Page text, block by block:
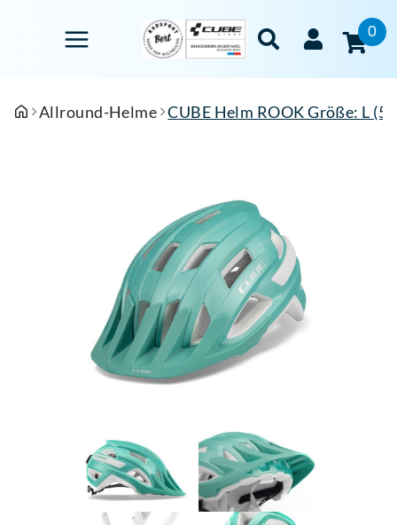
0
Allround-Helme CUBE Helm ROOK Größe: L